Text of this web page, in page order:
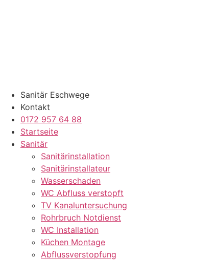
Sanitär Eschwege
Kontakt
0172 957 64 88
Startseite
Sanitär
Sanitärinstallation
Sanitärinstallateur
Wasserschaden
WC Abfluss verstopft
TV Kanaluntersuchung
Rohrbruch Notdienst
WC Installation
Küchen Montage
Abflussverstopfung